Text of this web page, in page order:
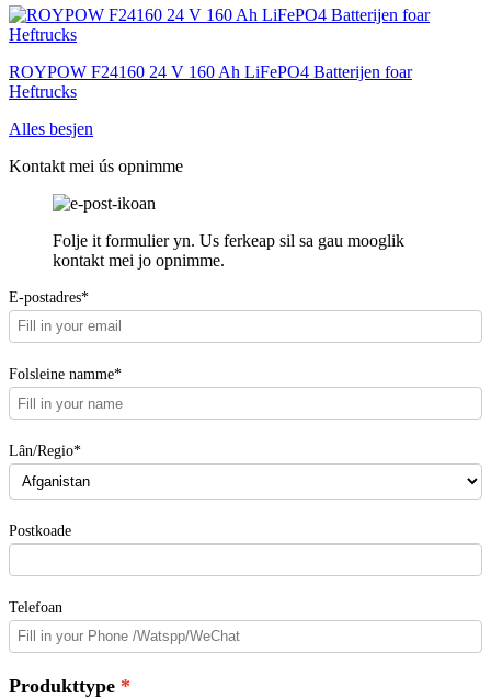
ROYPOW F24160 24 V 160 Ah LiFePO4 Batterijen foar
Heftrucks
Alles besjen
Kontakt mei ús opnimme
Folje it formulier yn. Us ferkeap sil sa gau mooglik
kontakt mei jo opnimme.
E-postadres*
Folsleine namme*
Lân/Regio*
Postkoade
Telefoan
Produkttype